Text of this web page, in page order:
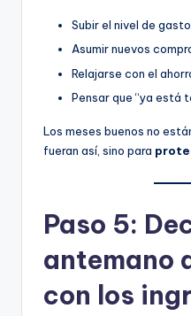
Subir el nivel de gasto
Asumir nuevos
Relajarse con el
Pensar que “ya está
Los meses buenos no
fueran así, sino para
Paso 5:
antemano
con los